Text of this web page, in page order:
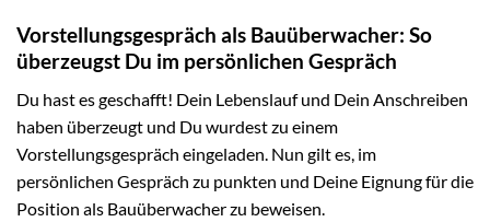
Vorstellungsgespräch als Bauüberwacher: So
überzeugst Du im persönlichen Gespräch
Du hast es geschafft! Dein Lebenslauf und Dein Anschreiben
haben überzeugt und Du wurdest zu einem
Vorstellungsgespräch eingeladen. Nun gilt es, im
persönlichen Gespräch zu punkten und Deine Eignung für die
Position als Bauüberwacher zu beweisen.